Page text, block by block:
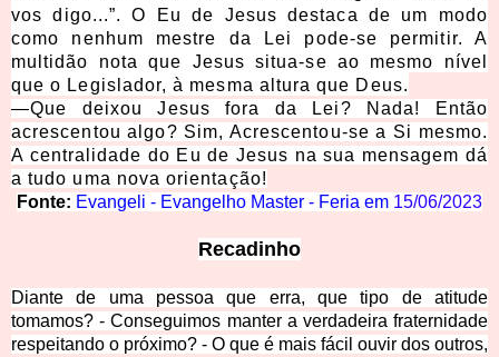
vos digo...”. O Eu de Jesus destaca de um modo
como nenhum mestre da Lei pode-se permitir. A
multidão nota que Jesus situa-se ao mesmo nível
que o Legislador, à mesma altura que Deus.
—Que deixou Jesus fora da Lei? Nada! Então
acrescentou algo? Sim, Acrescentou-se a Si mesmo.
A centralidade do Eu de Jesus na sua mensagem dá
a tudo uma nova orientação!
Fonte: Evangeli - Evangelho Master - Feria em 15/06/2023
Recadinho
Diante de uma pessoa que erra, que tipo de atitude
tomamos? - Conseguimos manter a verdadeira fraternidade
respeitando o próximo? - O que é mais fácil ouvir dos outros,